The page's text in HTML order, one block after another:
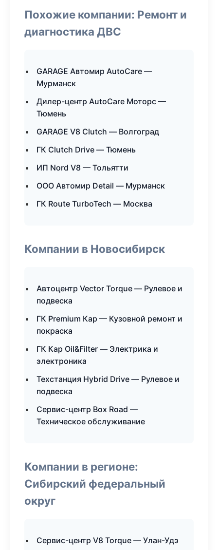
Похожие компании: Ремонт и
диагностика ДВС
GARAGE Автомир AutoCare —
Мурманск
Дилер-центр AutoCare Моторс —
Тюмень
GARAGE V8 Clutch — Волгоград
ГК Clutch Drive — Тюмень
ИП Nord V8 — Тольятти
ООО Автомир Detail — Мурманск
ГК Route TurboTech — Москва
Компании в Новосибирск
Автоцентр Vector Torque — Рулевое и
подвеска
ГК Premium Кар — Кузовной ремонт и
покраска
ГК Кар Oil&Filter — Электрика и
электроника
Техстанция Hybrid Drive — Рулевое и
подвеска
Сервис-центр Box Road —
Техническое обслуживание
Компании в регионе:
Сибирский федеральный
округ
Сервис-центр V8 Torque — Улан-Удэ